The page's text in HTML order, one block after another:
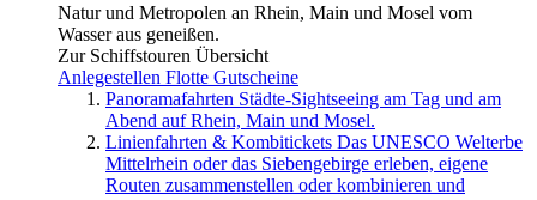
Natur und Metropolen an Rhein, Main und Mosel vom
Wasser aus geneißen.
Zur Schiffstouren Übersicht
Anlegestellen Flotte Gutscheine
Panoramafahrten Städte-Sightseeing am Tag und am
Abend auf Rhein, Main und Mosel.
Linienfahrten & Kombitickets Das UNESCO Welterbe
Mittelrhein oder das Siebengebirge erleben, eigene
Routen zusammenstellen oder kombinieren und